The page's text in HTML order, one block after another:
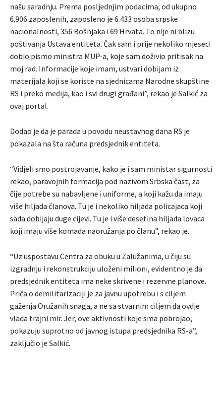
našu saradnju. Prema posljednjim podacima, od ukupno
6.906 zaposlenih, zaposleno je 6.433 osoba srpske
nacionalnosti, 356 Bošnjaka i 69 Hrvata. To nije ni blizu
poštivanja Ustava entiteta. Čak sam i prije nekoliko mjeseci
dobio pismo ministra MUP-a, koje sam doživio pritisak na
moj rad. Informacije koje imam, ustvari dobijam iz
materijala koji se koriste na sjednicama Narodne skupštine
RS i preko medija, kao i svi drugi građani”, rekao je Salkić za
ovaj portal.
Dodao je da je parada u povodu neustavnog dana RS je
pokazala na šta računa predsjednik entiteta.
“Vidjeli smo postrojavanje, kako je i sam ministar sigurnosti
rekao, paravojnih formacija pod nazivom Srbska čast, za
čije potrebe su nabavljene i uniforme, a koji kažu da imaju
više hiljada članova. Tu je i nekoliko hiljada policajaca koji
sada dobijaju duge cijevi. Tu je i više desetina hiljada lovaca
koji imaju više komada naoružanja po članu”, rekao je.
“Uz uspostavu Centra za obuku u Zalužanima, u čiju su
izgradnju i rekonstrukciju uloženi milioni, evidentno je da
predsjednik entiteta ima neke skrivene i rezervne planove.
Priča o demilitarizaciji je za javnu upotrebu i s ciljem
gaženja Oružanih snaga, a ne sa stvarnim ciljem da ovdje
vlada trajni mir. Jer, ove aktivnosti koje sma pobrojao,
pokazuju suprotno od javnog istupa predsjednika RS-a”,
zaključio je Salkić.